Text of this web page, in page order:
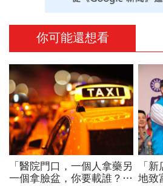
你可能還想看
「醫院門口，一個人拿藥另
一個拿臉盆，你要載誰？」
「
地致